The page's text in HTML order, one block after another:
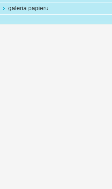
galeria papieru